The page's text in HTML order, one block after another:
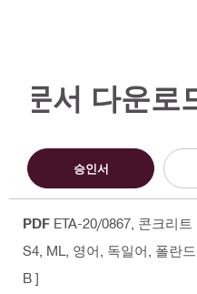
문서 다운로
승인서
PDF ETA-20/0867, 콘크리
S4, ML , 영어, 독일어, 폴란
B ]